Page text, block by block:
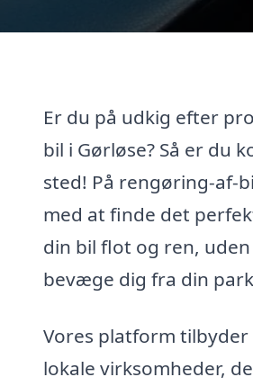
Er du på udkig efter
bil i Gørløse? Så er du
sted! På rengøring-af-
med at finde det
din bil flot og ren,
bevæge dig fra din
Vores platform
lokale virksomheder,